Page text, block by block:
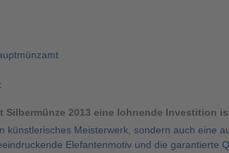
Silbermünze 2013 eine lohnende Investition
künstlerisches Meisterwerk, sondern auch eine
Elefantenmotiv und die garantierte